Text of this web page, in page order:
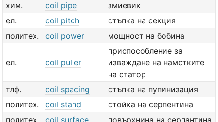
хим.
coil pipe
змиевик
ел.
coil pitch
стъпка на секция
политех.
coil power мощност на бобина
ел. coil puller
приспособление за
изваждане на намотките
на статор
тлф.
coil spacing
стъпка на пупинизация
политех.
coil stand
стойка на серпентина
политех.
coil surface повърхнина на серпантина